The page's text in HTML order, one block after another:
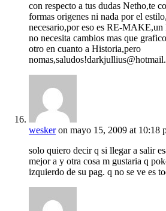
con respecto a tus dudas Netho,te
formas origenes ni nada por el
necesario,por eso es RE-
no necesita cambios mas que
otro en cuanto a Historia,pero
wesker on mayo 15, 2009 at 10:18
solo quiero decir q si llegar a salir
mejor a y otra cosa m gustaria q
izquierdo de su pag. q no se ve es